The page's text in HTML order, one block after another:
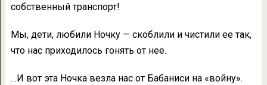
собственный транспорт!
Мы, дети, любили Ночку — скоблили и чистили ее так,
что нас приходилось гонять от нее.
…И вот эта Ночка везла нас от Бабаниси на «войну».